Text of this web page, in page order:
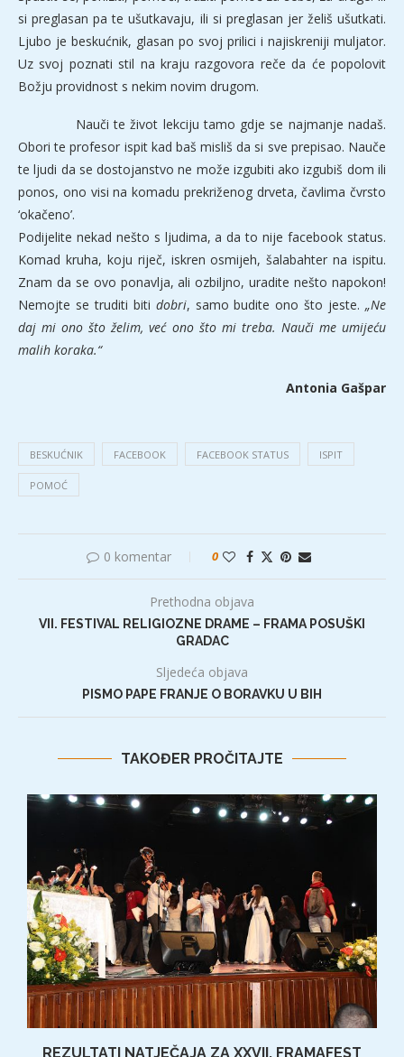
si preglasan pa te ušutkavaju, ili si preglasan jer želiš ušutkati.
Ljubo je beskućnik, glasan po svoj prilici i najiskreniji muljator.
Uz svoj poznati stil na kraju razgovora reče da će popolovit
Božju providnost s nekim novim drugom.
Nauči te život lekciju tamo gdje se najmanje nadaš.
Obori te profesor ispit kad baš misliš da si sve prepisao. Nauče
te ljudi da se dostojanstvo ne može izgubiti ako izgubiš dom ili
ponos, ono visi na komadu prekriženog drveta, čavlima čvrsto
‘okačeno’.
Podijelite nekad nešto s ljudima, a da to nije facebook status.
Komad kruha, koju riječ, iskren osmijeh, šalabahter na ispitu.
Znam da se ovo ponavlja, ali ozbiljno, uradite nešto napokon!
Nemojte se truditi biti dobri, samo budite ono što jeste.„Ne
daj mi ono što želim, već ono što mi treba. Nauči me umijeću
malih koraka.“
Antonia Gašpar
BESKUĆNIK FACEBOOK FACEBOOK STATUS ISPIT
POMOĆ
0 komentar 0
Prethodna objava
VII. FESTIVAL RELIGIOZNE DRAME – FRAMA POSUŠKI
GRADAC
Sljedeća objava
PISMO PAPE FRANJE O BORAVKU U BIH
TAKOĐER PROČITAJTE
REZULTATI NATJEČAJA ZA XXVII. FRAMAFEST